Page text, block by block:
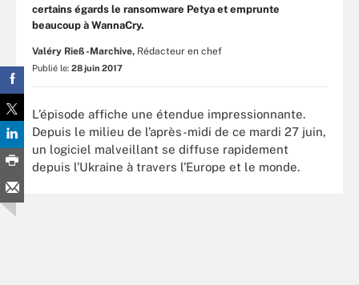
certains égards le ransomware Petya et emprunte
beaucoup à WannaCry.
Valéry Rieß-Marchive, Rédacteur en chef
Publié le: 28 juin 2017
L’épisode affiche une étendue impressionnante.
Depuis le milieu de l’après-midi de ce mardi 27 juin,
un logiciel malveillant se diffuse rapidement
depuis l’Ukraine à travers l’Europe et le monde.